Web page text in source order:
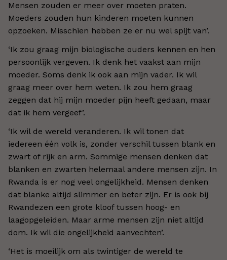
Mensen zouden er meer over moeten praten.
Moeders zouden hun kinderen moeten kunnen
opzoeken. Misschien hebben ze er nu wel spijt van’.
‘Ik zou graag mijn biologische ouders kennen en hen
persoonlijk vergeven. Ik denk het vaakst aan mijn
moeder. Soms denk ik ook aan mijn vader. Ik wil
graag meer over hem weten. Ik zou hem graag
zeggen dat hij mijn moeder pijn heeft gedaan, maar
dat ik hem vergeef’.
‘Ik wil de wereld veranderen. Ik wil tonen dat
iedereen één volk is, zonder verschil tussen blank en
zwart of rijk en arm. Sommige mensen denken dat
blanken en zwarten helemaal andere mensen zijn. In
Rwanda is er nog veel ongelijkheid. Mensen denken
dat blanke altijd slimmer en beter zijn. Er is ook bij
Rwandezen een grote kloof tussen hoog- en
laagopgeleiden. Maar arme mensen zijn niet altijd
dom. Ik wil die ongelijkheid aanvechten’.
‘Het is moeilijk om als twintiger de wereld te